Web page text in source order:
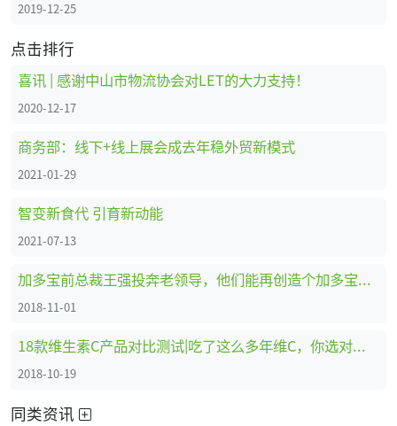
2019-12-25
点击排行
喜讯 | 感谢中山市物流协会对LET的大力支持！
2020-12-17
商务部：线下+线上展会成去年稳外贸新模式
2021-01-29
智变新食代 引育新动能
2021-07-13
加多宝前总裁王强投奔老领导，他们能再创造个加多宝吗？
2018-11-01
18款维生素C产品对比测试|吃了这么多年维C，你选对了吗？
2018-10-19
同类资讯